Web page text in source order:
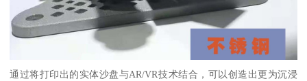
通过将打印出的实体沙盘与AR/VR技术结合，可以创造出更为沉浸